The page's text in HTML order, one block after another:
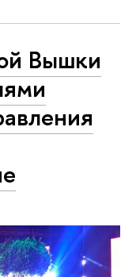
Вышки